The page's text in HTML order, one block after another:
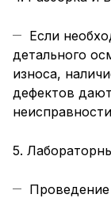
Если
детального
износа,
дефектов
5.